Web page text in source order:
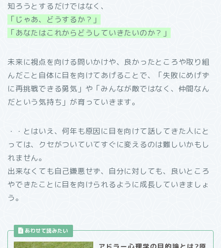
知ろうとするだけではなく、
「じゃあ、どうするか？」
「あなたはこれからどうしていきたいのか？」
未来に視点を向ける問いかけや、良かったところや取り組
んだこと自体に目を向けてあげることで、「失敗にめげず
に再挑戦できる勇気」や「みんなが敵ではなく、仲間なん
だという気持ち」が育っていきます。
・・とはいえ、何年も原因に目を向けて話してきた人にと
っては、クセがついていてすぐに変えるのは難しいかもし
れません。
出来なくても自己嫌悪せず、自分に対しても、良いところ
やできたことに目を向けられるように成長していきましょ
う。
アドラー心理学の目的論とは?原